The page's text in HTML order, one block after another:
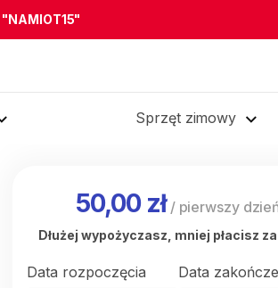
"NAMIOT15"
Sprzęt zimowy
50,00 zł/ pierwszy
Dłużej wypożyczasz, mniej płacisz
Data rozpoczęcia
Data